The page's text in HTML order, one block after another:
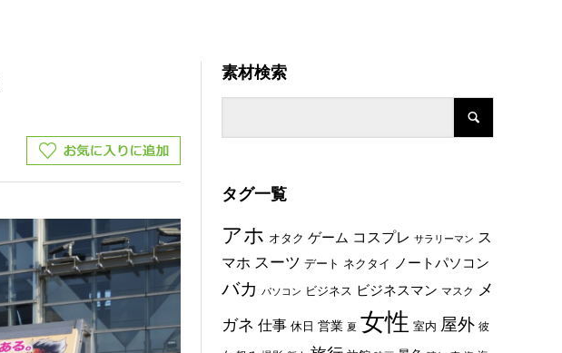
素材検索
タグ一覧
アホ オタク ゲーム コスプレ サラリーマン ス
マホ スーツ デート ネクタイ ノートパソコン
バカ パソコン ビジネス ビジネスマン マスク メ
ガネ 仕事 休日 営業 夏 女性 室内 屋外 彼